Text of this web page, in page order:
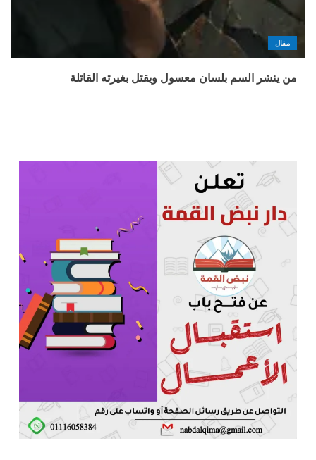
مقال
من ينشر السم بلسان معسول ويقتل بغيرته القاتلة